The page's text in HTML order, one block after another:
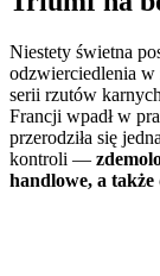
Niestety świetna
odzwierciedlenia
serii rzutów
Francji wpadł w
przerodziła się
kontroli —
handlowe, a także